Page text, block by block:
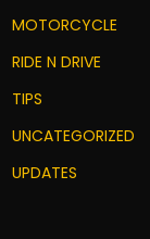
MOTORCYCLE
RIDE N DRIVE
TIPS
UNCATEGORIZED
UPDATES